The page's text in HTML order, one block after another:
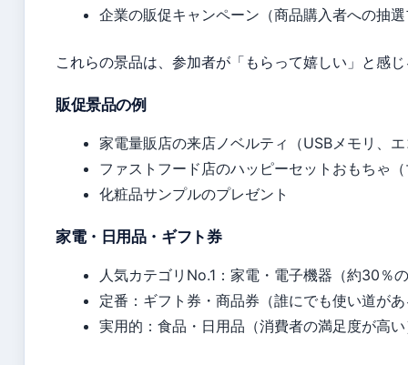
企業の販促キャンペーン（商品購入者への抽
これらの景品は、参加者が「もらって嬉しい」と感
販促景品の例
家電量販店の来店ノベルティ（USBメモリ、
ファストフード店のハッピーセットおもちゃ
化粧品サンプルのプレゼント
家電・日用品・ギフト券
人気カテゴリNo.1：家電・電子機器（約30％
定番：ギフト券・商品券（誰にでも使い道が
実用的：食品・日用品（消費者の満足度が高